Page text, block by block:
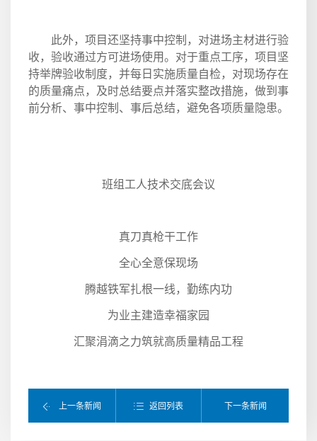
此外，项目还坚持事中控制，对进场主材进行验
收，验收通过方可进场使用。对于重点工序，项目坚
持举牌验收制度，并每日实施质量自检，对现场存在
的质量痛点，及时总结要点并落实整改措施，做到事
前分析、事中控制、事后总结，避免各项质量隐患。
班组工人技术交底会议
真刀真枪干工作
全心全意保现场
腾越铁军扎根一线，勤练内功
为业主建造幸福家园
汇聚涓滴之力筑就高质量精品工程
上一条新闻 返回列表 下一条新闻